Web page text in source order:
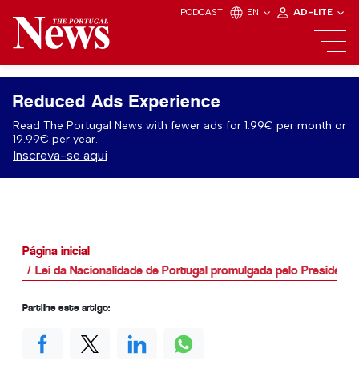
PODCAST EN AD-LITE
Reduced Ads Experience
Read The Portugal News with fewer ads for 1.99€ per month or
19.99€ per year.
Inscreva-se aqui
Página inicial
Lei da Nacionalidade de Portugal promulgada pelo
Partilhe este artigo: